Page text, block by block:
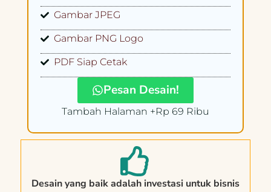
Gambar JPEG
Gambar PNG Logo
PDF Siap Cetak
Pesan Desain!
Tambah Halaman +Rp 69 Ribu
Desain yang baik adalah investasi untuk bisnis